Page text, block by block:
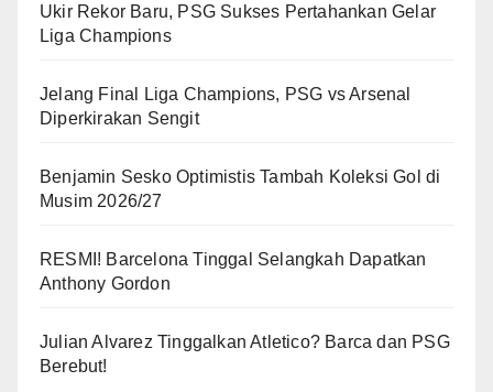
Ukir Rekor Baru, PSG Sukses Pertahankan Gelar
Liga Champions
Jelang Final Liga Champions, PSG vs Arsenal
Diperkirakan Sengit
Benjamin Sesko Optimistis Tambah Koleksi Gol di
Musim 2026/27
RESMI! Barcelona Tinggal Selangkah Dapatkan
Anthony Gordon
Julian Alvarez Tinggalkan Atletico? Barca dan PSG
Berebut!